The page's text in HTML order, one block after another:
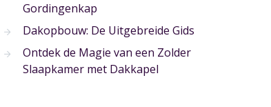
Gordingenkap
Dakopbouw: De Uitgebreide Gids
Ontdek de Magie van een Zolder
Slaapkamer met Dakkapel